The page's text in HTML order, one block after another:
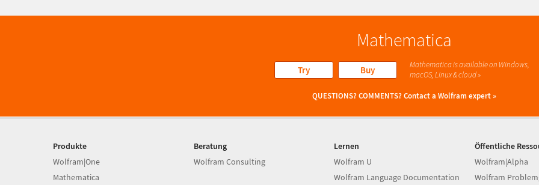
Mathematica
Try Buy
Mathematica is available on Windows,
macOS, Linux & cloud »
QUESTIONS? COMMENTS?Contact a Wolfram expert »
Produkte
Wolfram|One
Mathematica
Beratung
Wolfram Consulting
Lernen
Wolfram U
Wolfram Language Documentation
Öffentliche
Wolfram|Alpha
Wolfram